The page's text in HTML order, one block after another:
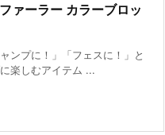
ァーラー カラーブロッ
ンプに！」「フェスに！」と
楽しむアイテム ...